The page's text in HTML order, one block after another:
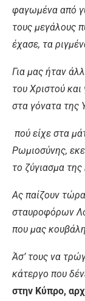
φαγωμένα από
τους μεγάλους
έχασε, τα
Για μας ήταν
του Χριστού
στα γόνατα
πού είχε στα
Ρωμιοσύνης,
το ζύγιασμα
Ας παίζουν
σταυροφόρων
που μας
Άσ’ τους να
κάτεργο που
στην Κύπρο,